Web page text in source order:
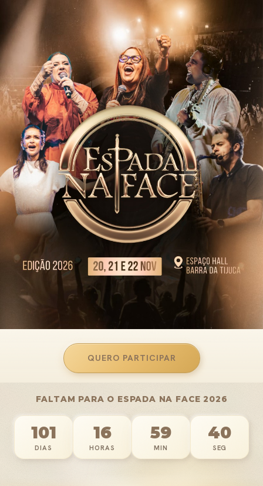
QUERO PARTICIPAR
FALTAM PARA O ESPADA NA FACE 2026
101
DIAS
16
HORAS
59
MIN
35
SEG